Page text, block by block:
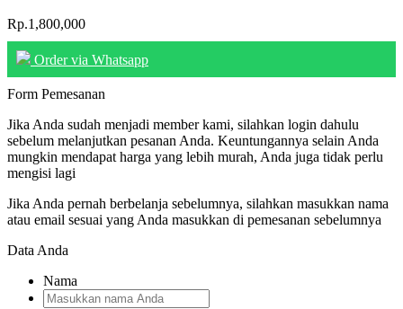
Rp.1,800,000
Order via Whatsapp
Form Pemesanan
Jika Anda sudah menjadi member kami, silahkan login dahulu
sebelum melanjutkan pesanan Anda. Keuntungannya selain Anda
mungkin mendapat harga yang lebih murah, Anda juga tidak perlu
mengisi lagi
Jika Anda pernah berbelanja sebelumnya, silahkan masukkan nama
atau email sesuai yang Anda masukkan di pemesanan sebelumnya
Data Anda
Nama